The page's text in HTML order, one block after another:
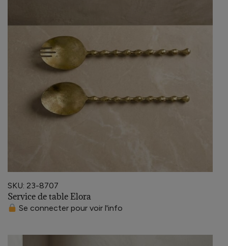
SKU: 23-8707
Service de table Elora
Se connecter pour voir l'info